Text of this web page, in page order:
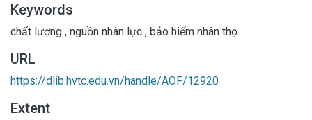
Keywords
chất lượng , nguồn nhân lực , bảo hiểm nhân thọ
URL
https://dlib.hvtc.edu.vn/handle/AOF/12920
Extent